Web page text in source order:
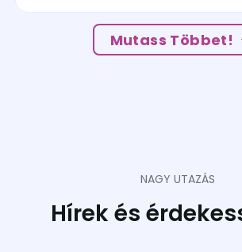
Mutass Többet!
NAGY UTAZÁS
Hírek és